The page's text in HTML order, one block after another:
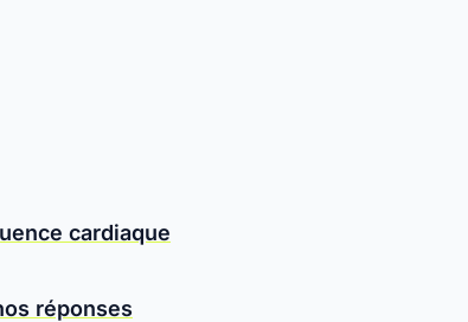
cardiaque
réponses